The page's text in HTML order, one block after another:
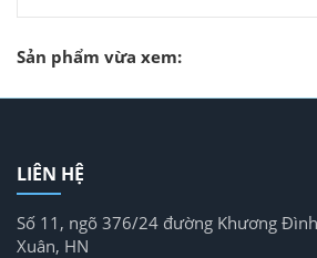
Sản phẩm vừa xem:
LIÊN HỆ
Số 11, ngõ 376/24 đường Khương
Xuân, HN